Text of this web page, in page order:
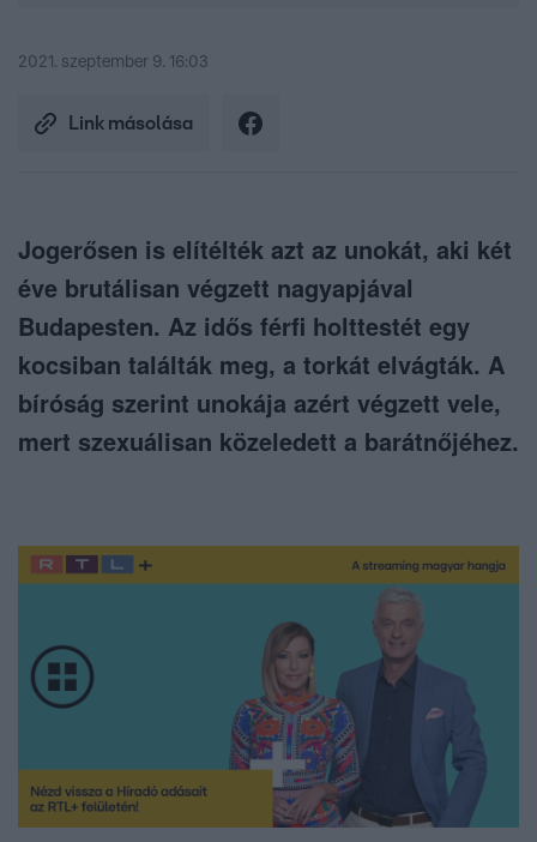
2021. szeptember 9. 16:03
Link másolása
Jogerősen is elítélték azt az unokát, aki két
éve brutálisan végzett nagyapjával
Budapesten. Az idős férfi holttestét egy
kocsiban találták meg, a torkát elvágták. A
bíróság szerint unokája azért végzett vele,
mert szexuálisan közeledett a barátnőjéhez.